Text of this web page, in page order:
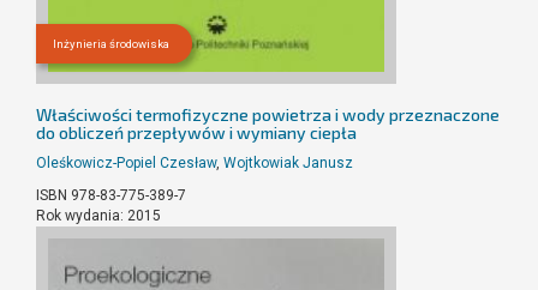
Inżynieria środowiska
Właściwości termofizyczne powietrza i wody przeznaczone
do obliczeń przepływów i wymiany ciepła
Oleśkowicz-Popiel Czesław, Wojtkowiak Janusz
ISBN 978-83-775-389-7
Rok wydania: 2015